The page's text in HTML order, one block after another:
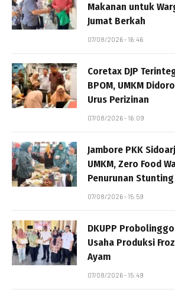
Makanan untuk
Jumat Berkah
07/08/2026 - 16:46
Coretax DJP
BPOM, UMKM
Urus Perizinan
07/08/2026 - 16:09
Jambore PKK
UMKM, Zero Food
Penurunan Stunting
07/08/2026 - 15:59
DKUPP
Usaha Produksi
Ayam
07/08/2026 - 15:49